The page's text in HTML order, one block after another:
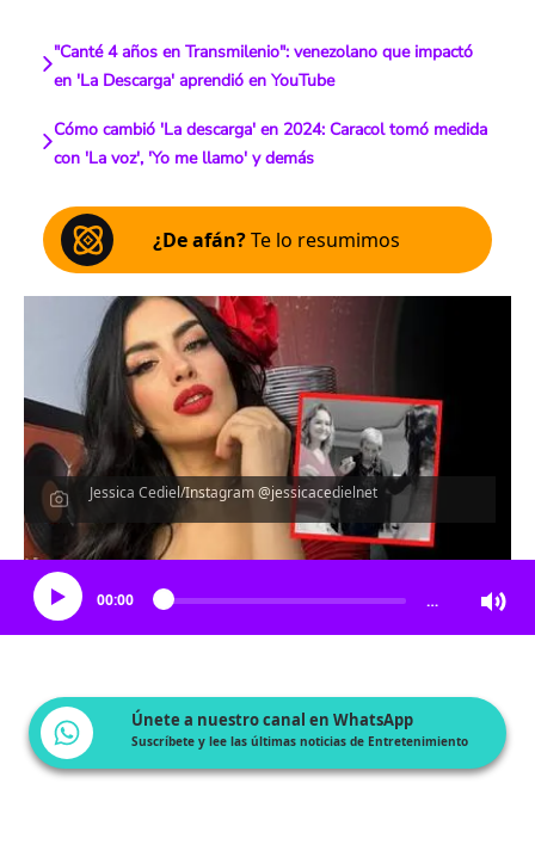
"Canté 4 años en Transmilenio": venezolano que impactó
en 'La Descarga' aprendió en YouTube
Cómo cambió 'La descarga' en 2024: Caracol tomó medida
con 'La voz', 'Yo me llamo' y demás
¿De afán?Te lo resumimos
Jessica Cediel/Instagram @jessicacedielnet
Escucha el artículo
00:00 …
Únete a nuestro canal en WhatsApp
Suscríbete y lee las últimas noticias de Entretenimiento